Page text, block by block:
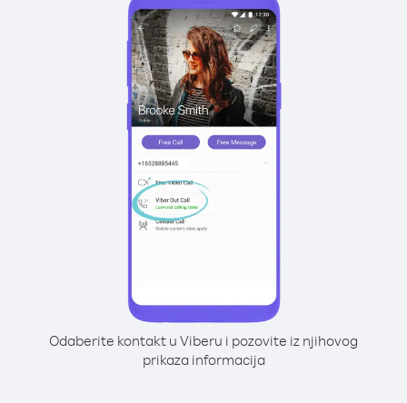
Odaberite kontakt u Viberu i pozovite iz njihovog
prikaza informacija